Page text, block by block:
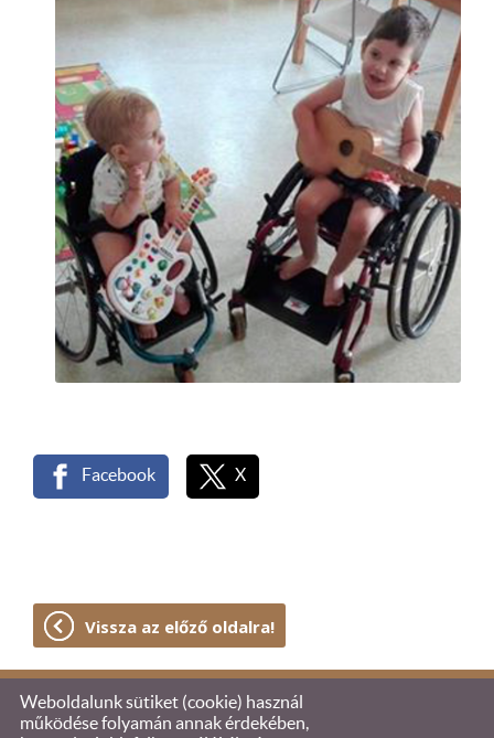
Facebook X
Vissza az előző oldalra!
© 2026 - Együtt Olivérért Alapítvány
Weboldalunk sütiket (cookie) használ
működése folyamán annak érdekében,